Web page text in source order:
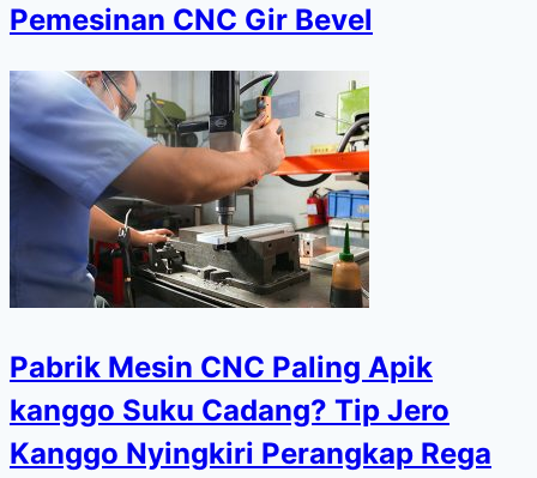
Pemesinan CNC Gir Bevel
Pabrik Mesin CNC Paling Apik
kanggo Suku Cadang? Tip Jero
Kanggo Nyingkiri Perangkap Rega